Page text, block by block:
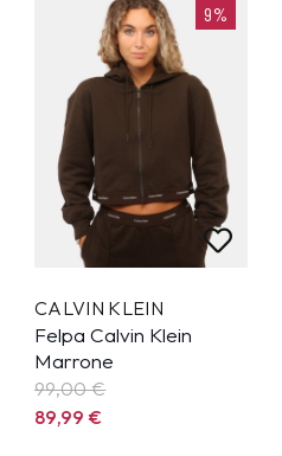
9%
CALVIN KLEIN
Felpa Calvin Klein
Marrone
99,00 €
89,99€